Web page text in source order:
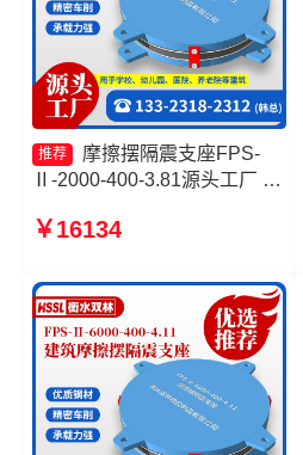
推荐
摩擦摆隔震支座FPS-
Ⅱ-2000-400-3.81源头工厂 摩
300-3.48 10000KN摩擦摆隔
座FPSII-7000-350-3.81源头
工厂
￥16134